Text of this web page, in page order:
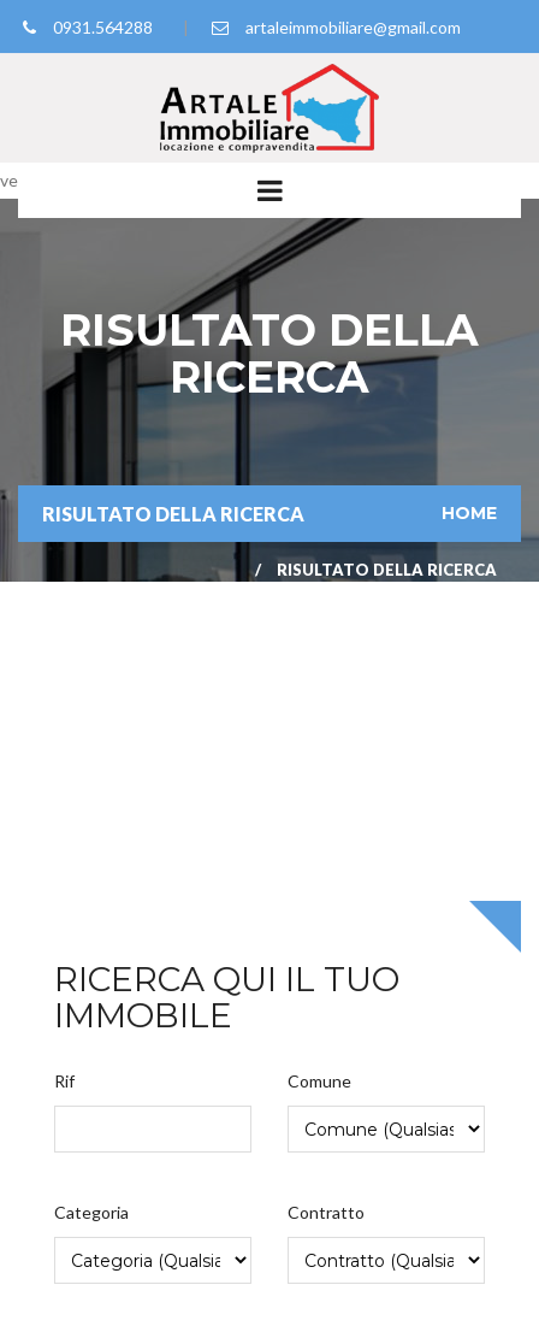
0931.564288 | artaleimmobiliare@gmail.com
Powered by
vendita
RISULTATO DELLA
RICERCA
RISULTATO DELLA RICERCA HOME
RISULTATO DELLA RICERCA
RICERCA QUI IL TUO
IMMOBILE
Rif Comune
Categoria Contratto